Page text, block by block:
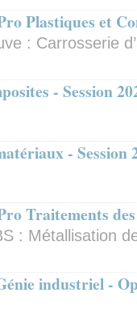
Plastiques et
: Carrosserie
- Session
- Session
Traitements
: Métallisation
industriel -